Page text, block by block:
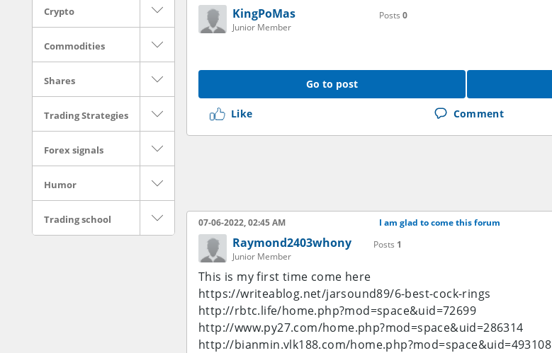
Crypto
Commodities
Shares
Trading Strategies
Forex signals
Humor
Trading school
KingPoMas
Junior Member
Posts 0
Go to post
Like Comment
07-06-2022, 02:45 AM I am glad to come this forum
Raymond2403whony
Junior Member
Posts 1
This is my first time come here
https://writeablog.net/jarsound89/6-best-cock-rings
http://rbtc.life/home.php?mod=space&uid=72699
http://www.py27.com/home.php?mod=space&uid=286314
http://bianmin.vlk188.com/home.php?mod=space&uid=493108